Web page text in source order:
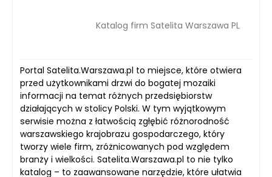
Katalog firm Satelita Warszawa PL
Portal Satelita.Warszawa.pl to miejsce, które otwiera
przed użytkownikami drzwi do bogatej mozaiki
informacji na temat różnych przedsiębiorstw
działających w stolicy Polski. W tym wyjątkowym
serwisie można z łatwością zgłębić różnorodność
warszawskiego krajobrazu gospodarczego, który
tworzy wiele firm, zróżnicowanych pod względem
branży i wielkości. Satelita.Warszawa.pl to nie tylko
katalog – to zaawansowane narzędzie, które ułatwia